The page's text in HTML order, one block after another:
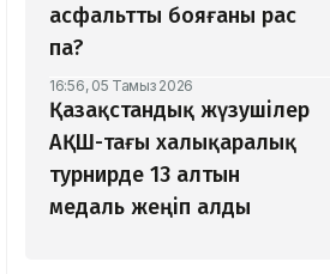
асфальтты бояғаны рас
па?
16:56, 05 Тамыз 2026
Қазақстандық жүзушілер
АҚШ-тағы халықаралық
турнирде 13 алтын
медаль жеңіп алды